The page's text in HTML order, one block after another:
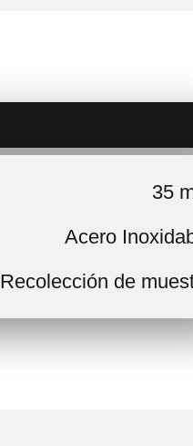
35
Acero
Recolección de